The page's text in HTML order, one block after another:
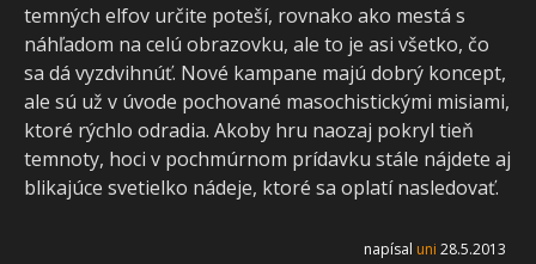
temných elfov určite poteší, rovnako ako mestá s
náhľadom na celú obrazovku, ale to je asi všetko, čo
sa dá vyzdvihnúť. Nové kampane majú dobrý koncept,
ale sú už v úvode pochované masochistickými misiami,
ktoré rýchlo odradia. Akoby hru naozaj pokryl tieň
temnoty, hoci v pochmúrnom prídavku stále nájdete aj
blikajúce svetielko nádeje, ktoré sa oplatí nasledovať.
napísal uni 28.5.2013